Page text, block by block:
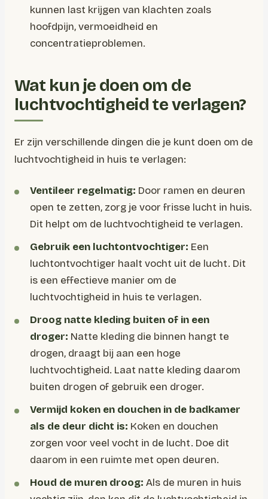
kunnen last krijgen van klachten zoals
hoofdpijn, vermoeidheid en
concentratieproblemen.
Wat kun je doen om de
luchtvochtigheid te verlagen?
Er zijn verschillende dingen die je kunt doen om de
luchtvochtigheid in huis te verlagen:
Ventileer regelmatig: Door ramen en deuren
open te zetten, zorg je voor frisse lucht in huis.
Dit helpt om de luchtvochtigheid te verlagen.
Gebruik een luchtontvochtiger: Een
luchtontvochtiger haalt vocht uit de lucht. Dit
is een effectieve manier om de
luchtvochtigheid in huis te verlagen.
Droog natte kleding buiten of in een
droger: Natte kleding die binnen hangt te
drogen, draagt bij aan een hoge
luchtvochtigheid. Laat natte kleding daarom
buiten drogen of gebruik een droger.
Vermijd koken en douchen in de badkamer
als de deur dicht is: Koken en douchen
zorgen voor veel vocht in de lucht. Doe dit
daarom in een ruimte met open deuren.
Houd de muren droog: Als de muren in huis